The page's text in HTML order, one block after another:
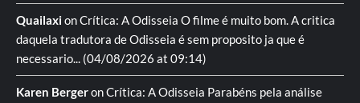
QuailaxionCrítica: A Odisseia O filme é muito bom. A critica
daquela tradutora de Odisseia é sem proposito ja que é
necessario... (04/08/2026 at 09:14)
Karen BergeronCrítica: A Odisseia Parabéns pela análise